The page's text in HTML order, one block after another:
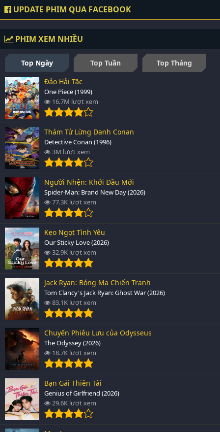
UPDATE PHIM QUA FACEBOOK
PHIM XEM NHIỀU
Top Ngày Top Tuần
Top Tháng
Đảo Hải Tặc
One Piece (1999)
16.7M lượt xem
Thám Tử Lừng Danh Conan
Detective Conan (1996)
3M lượt xem
Người Nhện: Khởi Đầu Mới
Spider-Man: Brand New Day (2026)
77.3K lượt xem
Kẹo Ngọt Tình Yêu
Our Sticky Love (2026)
32.9K lượt xem
Jack Ryan: Bóng Ma Chiến Tranh
Tom Clancy's Jack Ryan: Ghost War (2026)
83.1K lượt xem
Chuyến Phiêu Lưu của Odysseus
The Odyssey (2026)
18.7K lượt xem
Bạn Gái Thiên Tài
Genius of Girlfriend (2026)
29.6K lượt xem